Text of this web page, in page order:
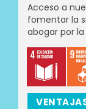
Acceso a
fomentar la
abogar por la